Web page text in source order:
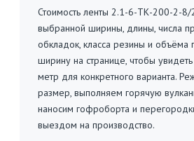
Стоимость ленты 2.1-6-ТК-200-2-8/
выбранной ширины, длины, числа
обкладок, класса резины и объёма
ширину на странице, чтобы
метр для конкретного варианта.
размер, выполняем горячую
наносим гофроборта и
выездом на производство.